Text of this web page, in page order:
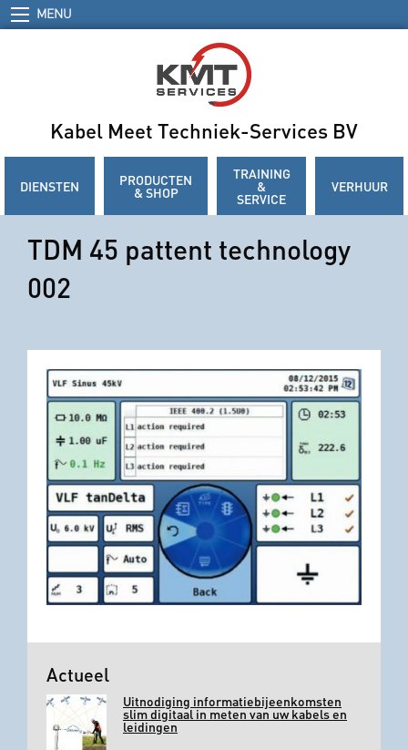
MENU
Kabel Meet Techniek-Services BV
DIENSTEN PRODUCTEN
& SHOP
TRAINING
&
SERVICE
VERHUUR
TDM 45 pattent technology
002
Actueel
Uitnodiging informatiebijeenkomsten
slim digitaal in meten van uw kabels en
leidingen